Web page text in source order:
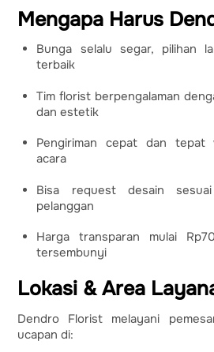
Mengapa Harus
Bunga selalu segar, pilihan
terbaik
Tim florist berpengalaman
dan estetik
Pengiriman cepat dan tepat
acara
Bisa request desain
pelanggan
Harga transparan mulai
tersembunyi
Lokasi & Area
Dendro Florist melayani
ucapan di: